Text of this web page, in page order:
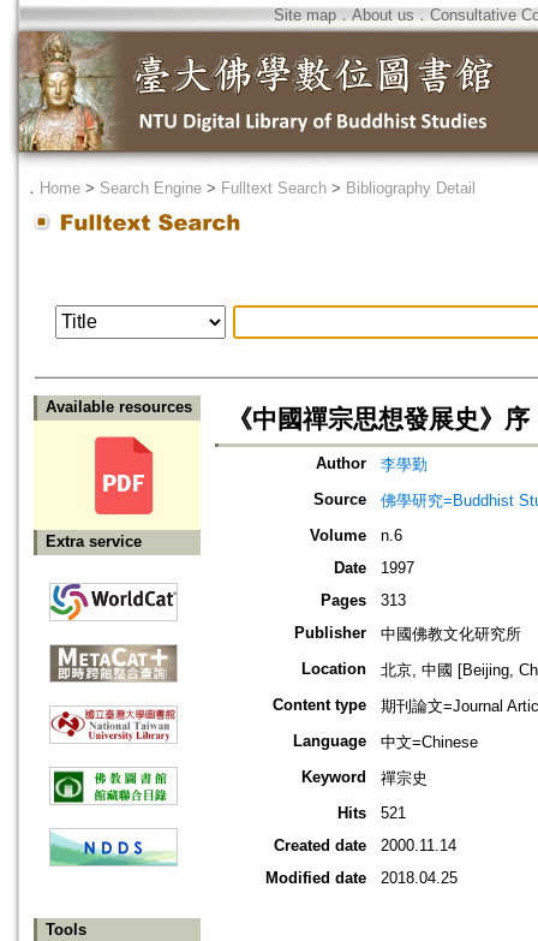
Site map．About us ． Consultative
． Home > Search Engine > Fulltext Search > Bibliography Detail
Available resources
Extra service
Tools
《中國禪宗思想發展史》序
Author
李學勤
Source
佛學研究=Buddhist
Volume
n.6
Date
1997
Pages
313
Publisher
中國佛教文化研究所
Location
北京, 中國 [Beijing,
Content type
期刊論文=Journal
Language
中文=Chinese
Keyword
禪宗史
Hits
521
Created date
2000.11.14
Modified date
2018.04.25